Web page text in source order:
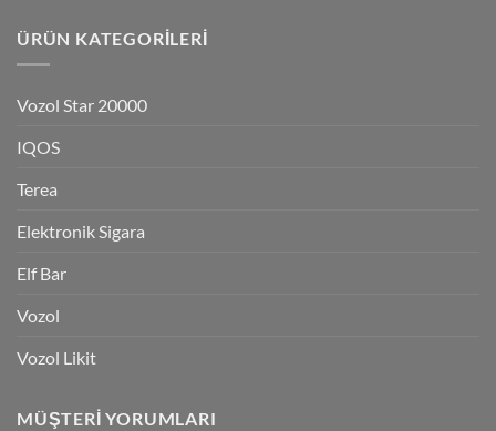
ÜRÜN KATEGORILERI
Vozol Star 20000
IQOS
Terea
Elektronik Sigara
Elf Bar
Vozol
Vozol Likit
MÜŞTERI YORUMLARI